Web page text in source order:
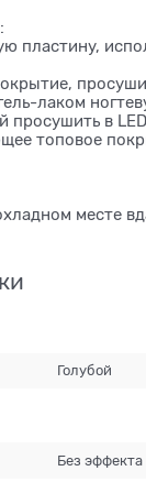
пластину,
просуши
лаком
просушить в
топовое
месте
Голубой
Без эффекта